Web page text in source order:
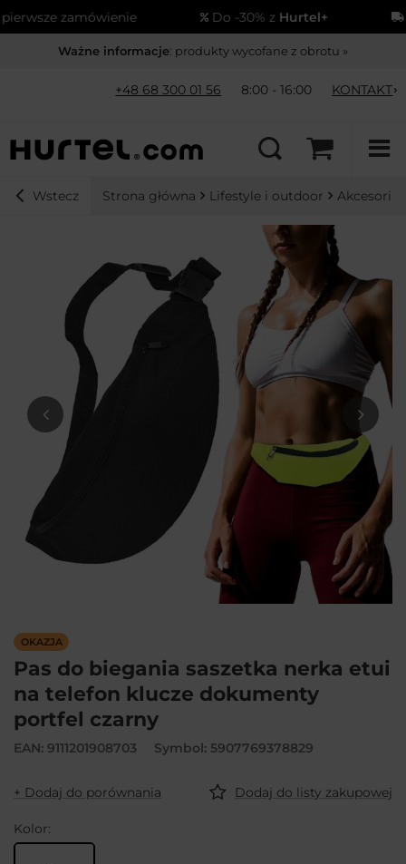
zamówienie Do -30% zHurtel+
Ważne informacje: produkty wycofane z obrotu »
+48 68 300 01 56 8:00 - 16:00 KONTAKT
Wstecz Strona główna Lifestyle i outdoor Akcesoria
OKAZJA
Pas do biegania saszetka nerka etui
na telefon klucze dokumenty
portfel czarny
EAN: 9111201908703 Symbol: 5907769378829
+ Dodaj do porównania Dodaj do listy zakupowej
Kolor